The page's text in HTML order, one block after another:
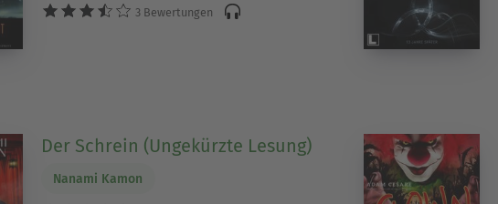
3 Bewertungen
Der Schrein (Ungekürzte Lesung)
Nanami Kamon